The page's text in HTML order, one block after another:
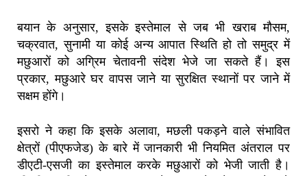
बयान के अनुसार, इसके इस्तेमाल से जब भी खराब मौसम,
चक्रवात, सुनामी या कोई अन्य आपात स्थिति हो तो समुद्र में
मछुआरों को अग्रिम चेतावनी संदेश भेजे जा सकते हैं। इस
प्रकार, मछुआरे घर वापस जाने या सुरक्षित स्थानों पर जाने में
सक्षम होंगे।
इसरो ने कहा कि इसके अलावा, मछली पकड़ने वाले संभावित
क्षेत्रों (पीएफजेड) के बारे में जानकारी भी नियमित अंतराल पर
डीएटी-एसजी का इस्तेमाल करके मछुआरों को भेजी जाती है।